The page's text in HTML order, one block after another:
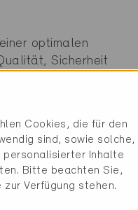
optimalen
Sicherheit
die beliebig
durch die
bleibt die
genutzt
Cookies, die für den
sind, sowie solche,
personalisierter Inhalte
Bitte beachten Sie,
Verfügung stehen.